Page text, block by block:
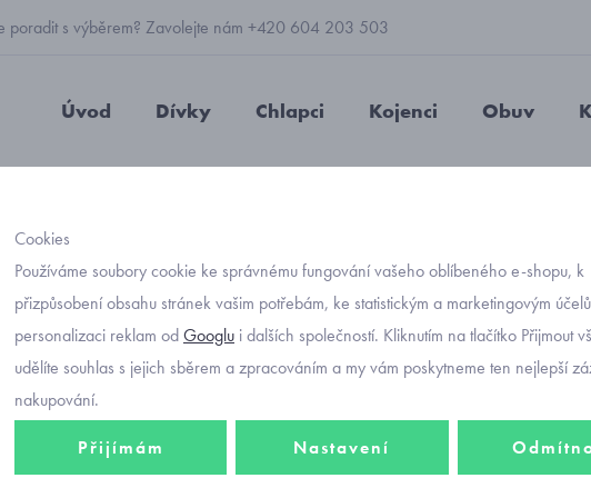
poradit s výběrem? Zavolejte nám +420 604 203 503
Úvod Dívky Chlapci Kojenci Obuv
Objednávací
0202
825
Cookies
Používáme soubory cookie ke správnému fungování vašeho oblíbeného e-shopu, k
přizpůsobení obsahu stránek vašim potřebám, ke statistickým a marketingovým
personalizaci reklam odGooglu i dalších společností. Kliknutím na tlačítko Přijmout
udělíte souhlas s jejich sběrem a zpracováním a my vám poskytneme ten nejlepší
nakupování.
Přijímám Nastavení